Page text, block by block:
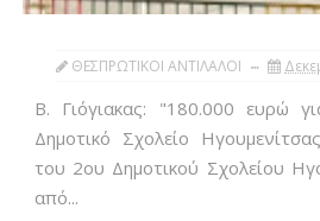
ΘΕΣΠΡΩΤΙΚΟΙ ΑΝΤΙΛΑΛΟΙ
Β. Γιόγιακας: "180.000 ευρώ
Δημοτικό Σχολείο
του 2ου Δημοτικού Σχολείου
από...